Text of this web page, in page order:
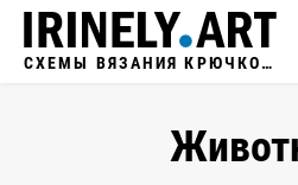
СХЕМЫ ВЯЗАНИЯ КРЮЧКОМ